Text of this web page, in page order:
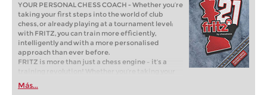
YOUR PERSONAL CHESS COACH - Whether you’re
taking your first steps into the world of club
chess, or already playing at a tournament level:
with FRITZ, you can train more efficiently,
intelligently and with a more personalised
approach than ever before.
FRITZ is more than just a chess engine – it’s a
training revolution! Whether you’re taking your
first steps into the world of club chess, or already
playing at a tournament level: with FRITZ, you can
Más...